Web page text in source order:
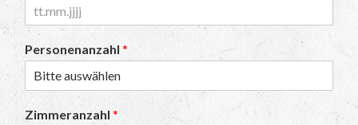
Personenanzahl *
Zimmeranzahl *